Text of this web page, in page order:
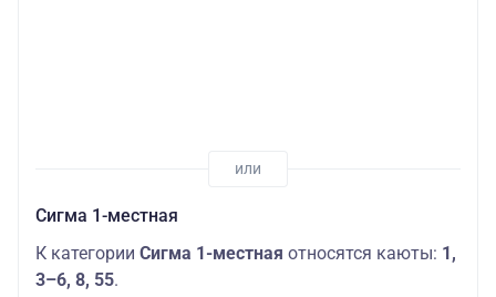
Сигма 1-местная
К категории Сигма 1-местная относятся каюты: 1,
3–6, 8, 55.